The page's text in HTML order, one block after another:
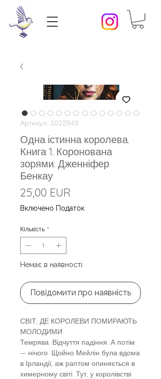
Артикул: 1022949
Одна істинна королева.
Книга 1. Коронована
зорями. Дженніфер
Бенкау
25,00 EUR
Включено Податок
Кількість *
Немає в наявності
Повідомити про наявність
СВІТ, ДЕ КОРОЛЕВИ ПОМИРАЮТЬ
МОЛОДИМИ
Темрява. Відчуття падіння. А потім
— нічого. Щойно Мейлін була вдома
в Ірландії, аж раптом опиняється в
химерному світі. Тут, у королівстві